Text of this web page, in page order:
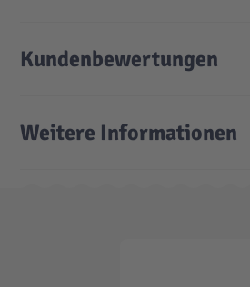
Kundenbewertungen
Weitere Informationen